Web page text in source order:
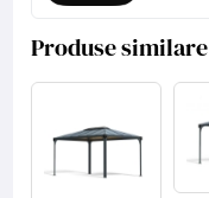
Produse similare